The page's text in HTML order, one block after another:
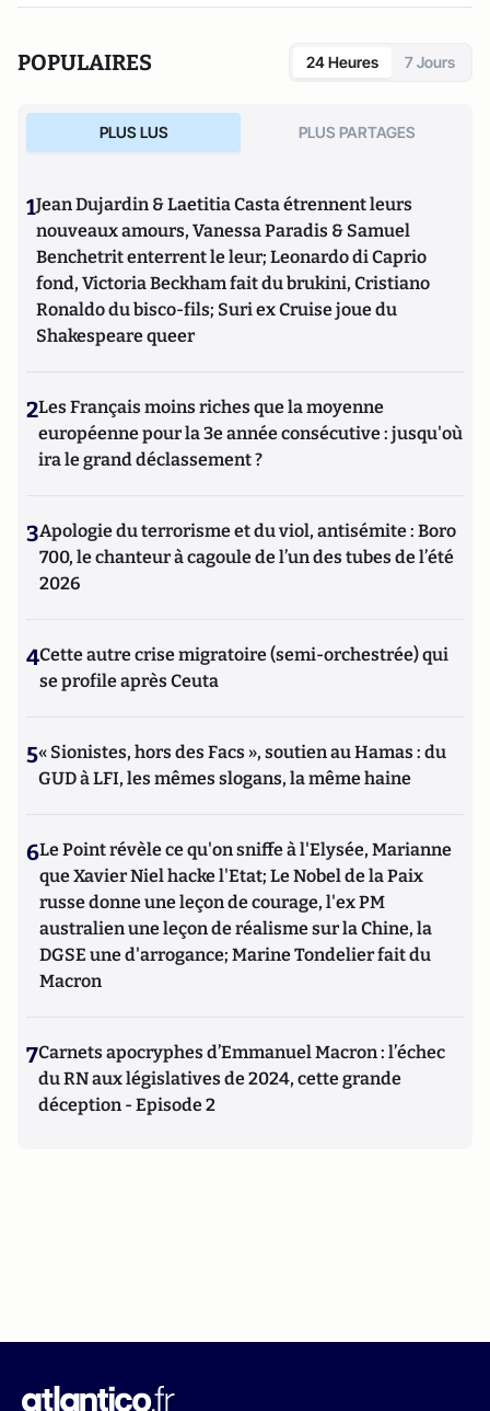
Carrefour du développement, Pasqua). Il est l'auteur deLa
(éditions Le Passeur, 2015). En 2017, il a publié
rien qu'elleetMoi, Emmanuel Macron, je me dis que...
les deux aux Editions Le Cerf.
POPULAIRES 24 Heures 7 Jours
PLUS LUS PLUS PARTAGES
1Jean Dujardin & Laetitia Casta étrennent leurs
nouveaux amours, Vanessa Paradis & Samuel
Benchetrit enterrent le leur; Leonardo di Caprio
fond, Victoria Beckham fait du brukini, Cristiano
Ronaldo du bisco-fils; Suri ex Cruise joue du
Shakespeare queer
2Les Français moins riches que la moyenne
européenne pour la 3e année consécutive : jusqu'où
ira le grand déclassement ?
3Apologie du terrorisme et du viol, antisémite : Boro
700, le chanteur à cagoule de l’un des tubes de l’été
2026
4Cette autre crise migratoire (semi-orchestrée) qui
se profile après Ceuta
5« Sionistes, hors des Facs », soutien au Hamas : du
GUD à LFI, les mêmes slogans, la même haine
6Le Point révèle ce qu'on sniffe à l'Elysée, Marianne
que Xavier Niel hacke l'Etat; Le Nobel de la Paix
russe donne une leçon de courage, l'ex PM
australien une leçon de réalisme sur la Chine, la
DGSE une d'arrogance; Marine Tondelier fait du
Macron
7Carnets apocryphes d’Emmanuel Macron : l’échec
du RN aux législatives de 2024, cette grande
déception - Episode 2